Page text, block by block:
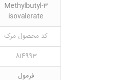
3-Methylbutyl
isovalerate
کد محصول مرک
814993
فرمول